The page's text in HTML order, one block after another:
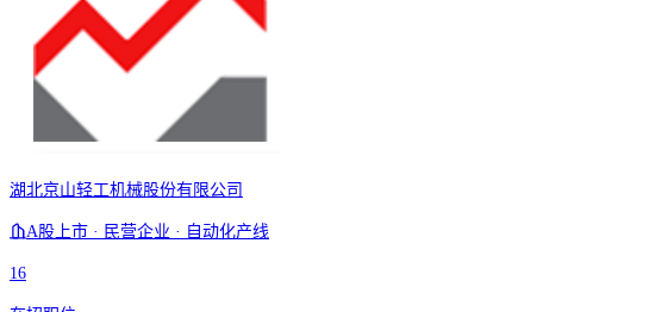
湖北京山轻工机械股份有限公司
A股上市 · 民营企业 · 自动化产线
16